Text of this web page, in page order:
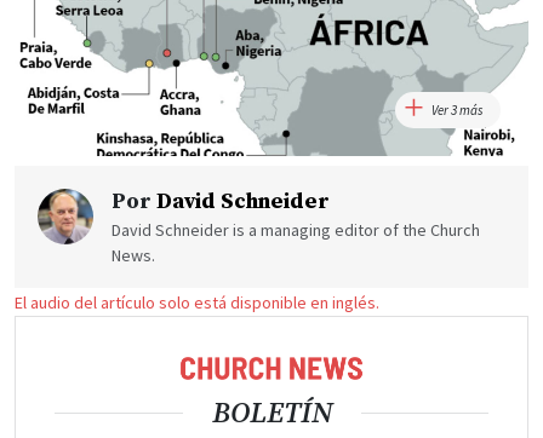
Ver 3 más
Por David Schneider
David Schneider is a managing editor of the Church
News.
El audio del artículo solo está disponible en inglés.
BOLETÍN